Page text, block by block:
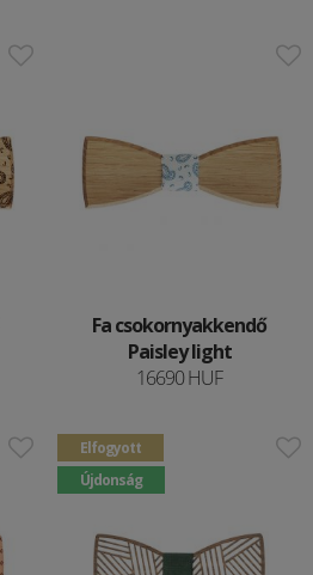
Fa csokornyakkendő
Paisley light
16690 HUF
Elfogyott
Újdonság